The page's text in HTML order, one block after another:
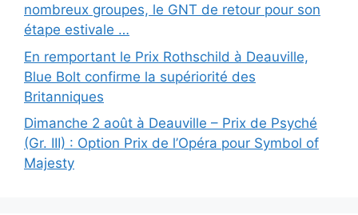
nombreux groupes, le GNT de retour pour son
étape estivale …
En remportant le Prix Rothschild à Deauville,
Blue Bolt confirme la supériorité des
Britanniques
Dimanche 2 août à Deauville – Prix de Psyché
(Gr. III) : Option Prix de l’Opéra pour Symbol of
Majesty